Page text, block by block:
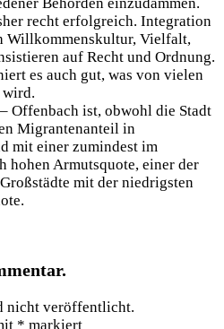
recht erfolgreich. Integration
Willkommenskultur, Vielfalt,
auf Recht und Ordnung.
es auch gut, was von vielen
wird.
Offenbach ist, obwohl die Stadt
Migrantenanteil in
mit einer zumindest im
hohen Armutsquote, einer der
mit der niedrigsten
nicht veröffentlicht.
* markiert